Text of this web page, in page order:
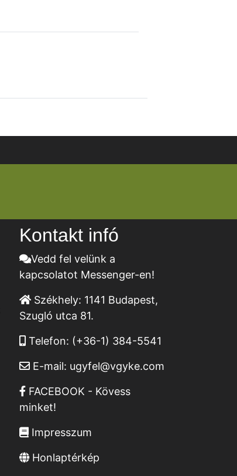
Kontakt infó
Vedd fel velünk a
kapcsolatot Messenger-en!
Székhely: 1141 Budapest,
Szugló utca 81.
Telefon: (+36-1) 384-5541
E-mail: ugyfel@vgyke.com
FACEBOOK - Kövess
minket!
Impresszum
Honlaptérkép